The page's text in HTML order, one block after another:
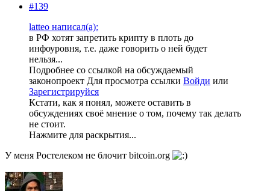
#139
latteo написал(а):
в РФ хотят запретить крипту в плоть до
инфоуровня, т.е. даже говорить о ней будет
нельзя...
Подробнее со ссылкой на обсуждаемый
законопроект Для просмотра ссылки Войди или
Зарегистрируйся
Кстати, как я понял, можете оставить в
обсуждениях своё мнение о том, почему так делать
не стоит.
Нажмите для раскрытия...
У меня Ростелеком не блочит bitcoin.org